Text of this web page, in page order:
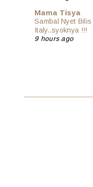
Mama Tisya
Sambal Nyet
Italy..syoknya !!!
9 hours ago